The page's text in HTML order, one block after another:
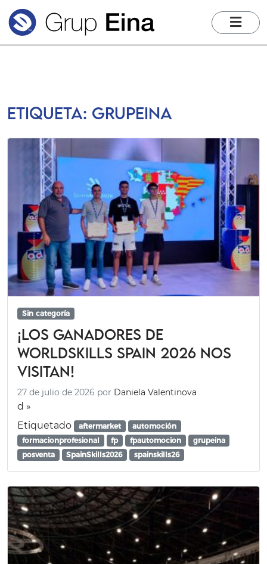
Etiqueta: grupeina
Sin categoría
¡Los ganadores de
WorldSkills Spain 2026 nos
visitan!
27 de julio de 2026 por Daniela Valentinova
d »
Etiquetado
aftermarket
automoción
formacionprofesional
fp fpautomocion
grupeina
posventa
SpainSkills2026 spainskills26